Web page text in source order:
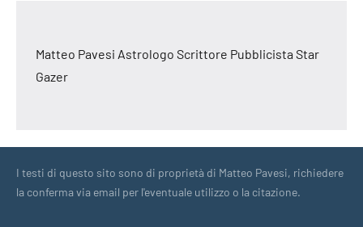
Matteo Pavesi Astrologo Scrittore Pubblicista Star
Gazer
I testi di questo sito sono di proprietà di Matteo Pavesi, richiedere
la conferma via email per l'eventuale utilizzo o la citazione.